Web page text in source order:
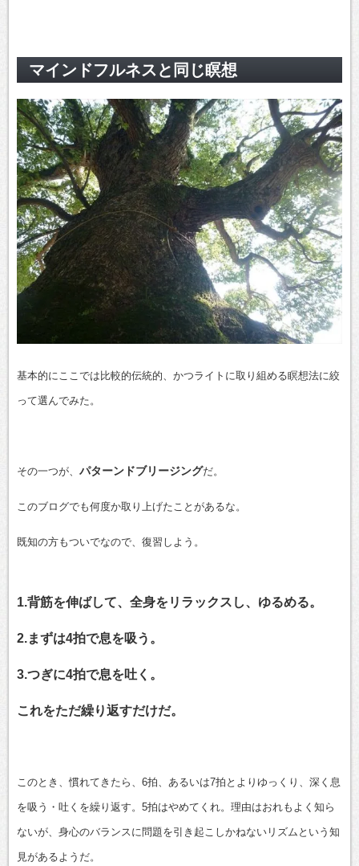
マインドフルネスと同じ瞑想
基本的にここでは比較的伝統的、かつライトに取り組める瞑想法に絞
って選んでみた。
その一つが、 パターンドブリージングだ。
このブログでも何度か取り上げたことがあるな。
既知の方もついでなので、復習しよう。
1.背筋を伸ばして、全身をリラックスし、ゆるめる。
2.まずは4拍で息を吸う。
3.つぎに4拍で息を吐く。
これをただ繰り返すだけだ。
このとき、慣れてきたら、6拍、あるいは7拍とよりゆっくり、深く息
を吸う・吐くを繰り返す。5拍はやめてくれ。理由はおれもよく知ら
ないが、身心のバランスに問題を引き起こしかねないリズムという知
見があるようだ。